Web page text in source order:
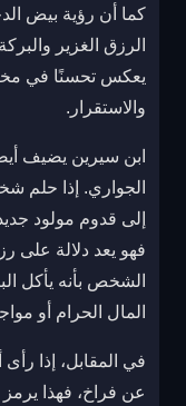
كما أن رؤية بيض
الرزق الغزير
يعكس تحسنًا في
والاستقرار.
ابن سيرين يضيف
الجواري. إذا حلم
إلى قدوم مولود
فهو يعد دلالة على
الشخص بأنه يأكل
المال الحرام أو
في المقابل، إذا
عن فراخ، فهذا يرمز